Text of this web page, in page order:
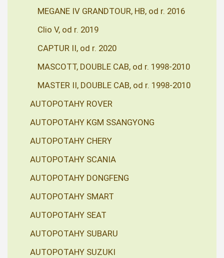
MEGANE IV GRANDTOUR, HB, od r. 2016
Clio V, od r. 2019
CAPTUR II, od r. 2020
MASCOTT, DOUBLE CAB, od r. 1998-2010
MASTER II, DOUBLE CAB, od r. 1998-2010
AUTOPOTAHY ROVER
AUTOPOTAHY KGM SSANGYONG
AUTOPOTAHY CHERY
AUTOPOTAHY SCANIA
AUTOPOTAHY DONGFENG
AUTOPOTAHY SMART
AUTOPOTAHY SEAT
AUTOPOTAHY SUBARU
AUTOPOTAHY SUZUKI